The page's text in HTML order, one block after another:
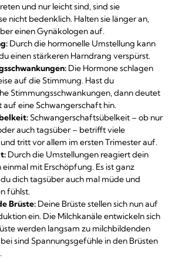
und nur leicht sind, sind sie
nicht bedenklich. Halten sie länger an,
einen Gynäkologen auf.
Durch die hormonelle Umstellung kann
einen stärkeren Harndrang verspürst.
Die Hormone schlagen
auf die Stimmung. Hast du
Stimmungsschwankungen, dann deutet
auf eine Schwangerschaft hin.
Schwangerschaftsübelkeit – ob nur
auch tagsüber – betrifft viele
tritt vor allem im ersten Trimester auf.
Durch die Umstellungen reagiert dein
einmal mit Erschöpfung. Es ist ganz
dich tagsüber auch mal müde und
fühlst.
Brüste: Deine Brüste stellen sich nun auf
ein. Die Milchkanäle entwickeln sich
werden langsam zu milchbildenden
sind Spannungsgefühle in den Brüsten